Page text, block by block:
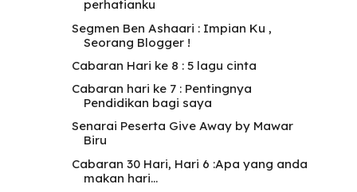
perhatianku
Segmen Ben Ashaari : Impian Ku ,
Seorang Blogger !
Cabaran Hari ke 8 : 5 lagu cinta
Cabaran hari ke 7 : Pentingnya
Pendidikan bagi saya
Senarai Peserta Give Away by Mawar
Biru
Cabaran 30 Hari, Hari 6 :Apa yang anda
makan hari...